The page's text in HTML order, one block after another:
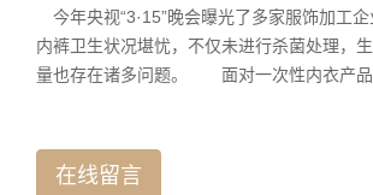
今年央视“3·15”晚会曝光了多家服饰加工
内裤卫生状况堪忧，不仅未进行杀菌处理，
量也存在诸多问题。 面对一次性内衣产品
在线留言